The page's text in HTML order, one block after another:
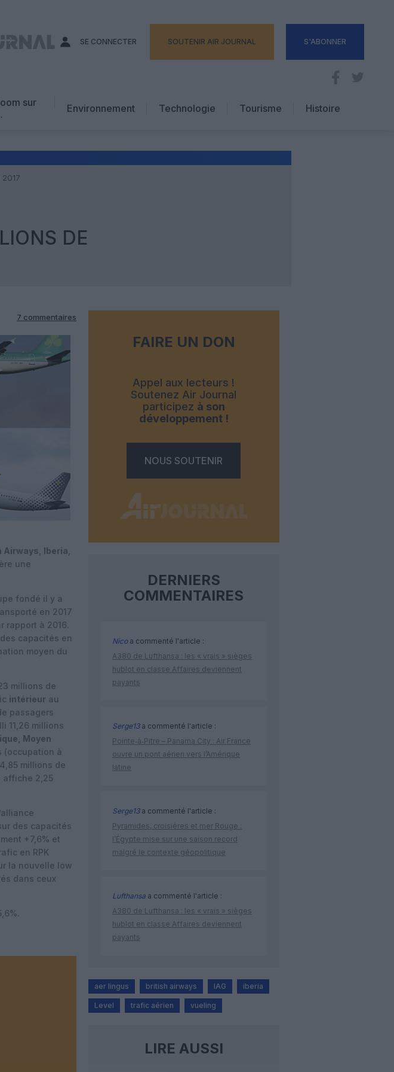
SE CONNECTER SOUTENIR AIR JOURNAL S'ABONNER
sur
d’expert
Environnement Technologie
Tourisme
Hôtellerie
Histoire
DE
7 commentaires
Airways Iberia
une
fondé il y a
en 2017
rapport à 2016.
capacités en
moyen du
millions de
intérieur au
passagers
11,26 millions
Moyen
(occupation à
millions de
affiche 2,25
des capacités
+7,6% et
en RPK
la nouvelle low
dans ceux
FAIRE UN DON
Appel aux lecteurs !
Soutenez Air Journal
participez à son
développement !
NOUS SOUTENIR
DERNIERS
COMMENTAIRES
Nicoa commenté l'article :
A380 de Lufthansa : les « vrais » sièges
hublot en classe Affaires deviennent
payants
Serge13a commenté l'article :
Pointe‑à‑Pitre – Panama City : Air France
ouvre un pont aérien vers l’Amérique
latine
Serge13a commenté l'article :
Pyramides, croisières et mer Rouge :
l’Égypte mise sur une saison record
malgré le contexte géopolitique
Lufthansa a commenté l'article :
A380 de Lufthansa : les « vrais » sièges
hublot en classe Affaires deviennent
payants
aer lingus british airways IAG iberia
Level trafic aérien vueling
LIRE AUSSI